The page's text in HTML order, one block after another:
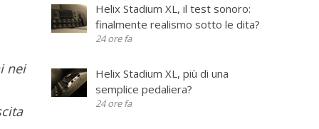
nei
Helix Stadium XL, il test sonoro:
finalmente realismo sotto le dita?
24 ore fa
Helix Stadium XL, più di una
semplice pedaliera?
24 ore fa